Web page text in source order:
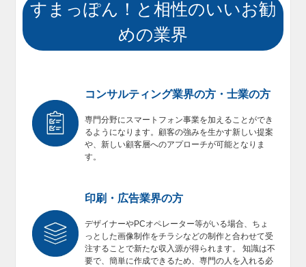
すまっぽん！と相性のいいお勧
めの業界
コンサルティング業界の方・士業の方
専門分野にスマートフォン事業を加えることができ
るようになります。顧客の強みを生かす新しい提案
や、新しい顧客層へのアプローチが可能となりま
す。
印刷・広告業界の方
デザイナーやPCオペレーター等がいる場合、ちょ
っとした画像制作をチラシなどの制作と合わせて受
注することで新たな収入源が得られます。 知識は不
要で、簡単に作成できるため、専門の人を入れる必